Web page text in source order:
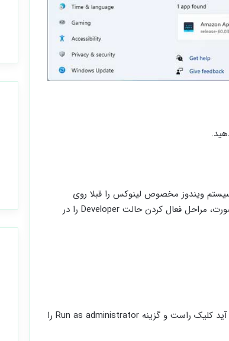
ویندوز مخصوص لینوکس را قبلا روی
کامپیوتر تان نصب نکرده اید، مراحل زیر را ادامه دهید. در غیر این صورت، مراحل فعال کردن حالت Developer را در
2- Command Promptرا جستجو کنید، روی نتیجه ای که در بالا می آید کلیک راست و گزینه Run as administrator را